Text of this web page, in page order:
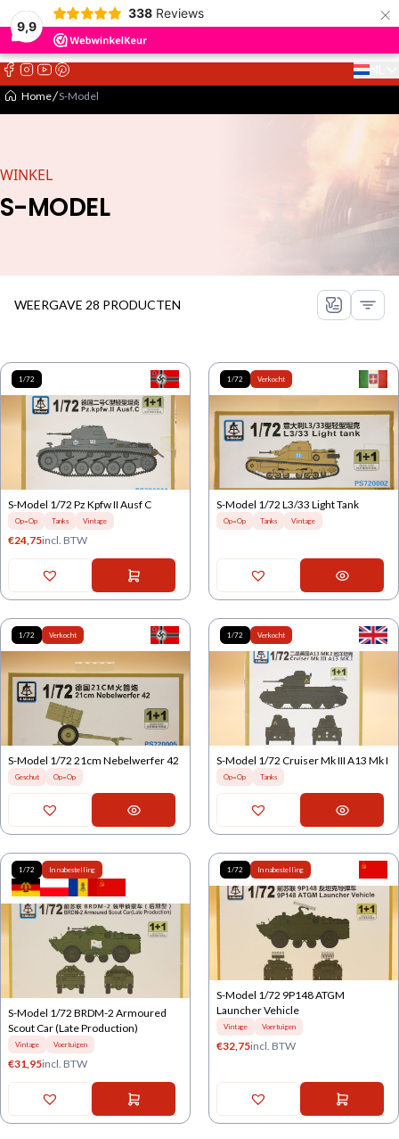
9,9
338 Reviews ×
Select
Home S-Model
WINKEL
S-MODEL
WEERGAVE 28 PRODUCTEN
1/72
S-Model 1/72 Pz Kpfw II Ausf C
Op=Op Tanks Vintage
€24,75incl. BTW
1/72 Verkocht
S-Model 1/72 L3/33 Light Tank
Op=Op Tanks Vintage
1/72 Verkocht
S-Model 1/72 21cm Nebelwerfer 42
Geschut Op=Op
1/72 Verkocht
S-Model 1/72 Cruiser Mk III A13 Mk I
Op=Op Tanks
1/72 In nabestelling
S-Model 1/72 BRDM-2 Armoured
Scout Car (Late Production)
Vintage Voertuigen
€31,95incl. BTW
1/72 In nabestelling
S-Model 1/72 9P148 ATGM
Launcher Vehicle
Vintage Voertuigen
€32,75incl. BTW